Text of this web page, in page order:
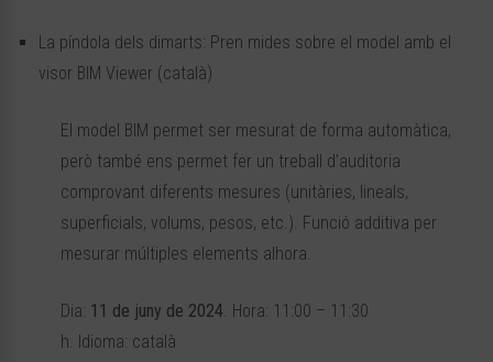
La píndola dels dimarts: Pren mides sobre el model amb el
visor BIM Viewer (català)
El model BIM permet ser mesurat de forma automàtica,
però també ens permet fer un treball d’auditoria
comprovant diferents mesures (unitàries, lineals,
superficials, volums, pesos, etc.). Funció additiva per
mesurar múltiples elements alhora.
Dia: 11 de juny de 2024. Hora: 11:00 – 11:30
h. Idioma: català